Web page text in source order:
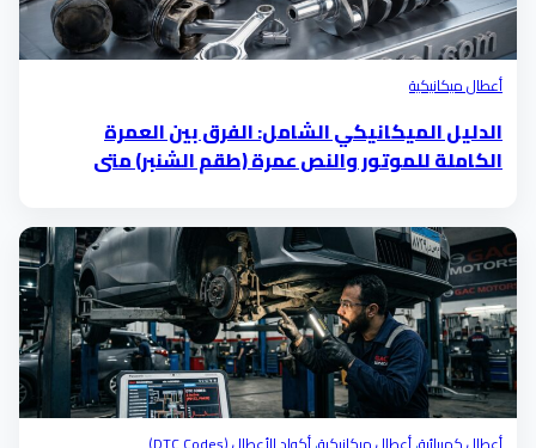
أعطال ميكانيكية
الدليل الميكانيكي الشامل: الفرق بين العمرة
الكاملة للموتور والنص عمرة (طقم الشنبر) متى